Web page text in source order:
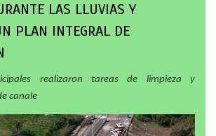
LAS LLUVIAS Y
PLAN INTEGRAL DE
realizaron tareas de limpieza y
canale